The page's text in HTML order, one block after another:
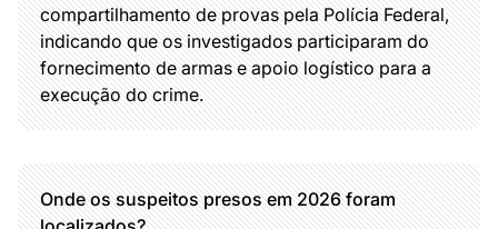
compartilhamento de provas pela Polícia Federal,
indicando que os investigados participaram do
fornecimento de armas e apoio logístico para a
execução do crime.
Onde os suspeitos presos em 2026 foram